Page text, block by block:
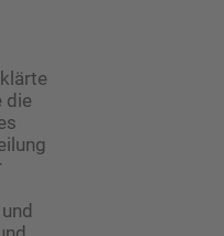
die